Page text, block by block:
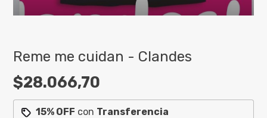
Reme me cuidan - Clandes
$28.066,70
15% OFF con Transferencia